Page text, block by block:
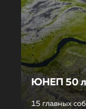
ЮНЕП 50
15 главных